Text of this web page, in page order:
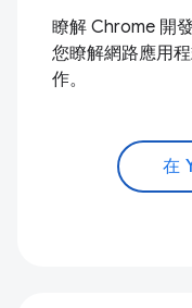
瞭解 Chrome 開
您瞭解網路應用
作。
在